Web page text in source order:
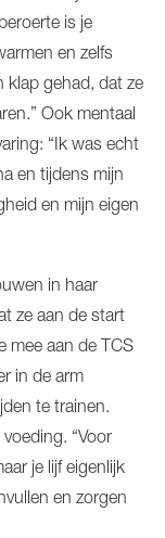
is je
en zelfs
klap gehad, dat ze
Ook mentaal
“Ik was echt
en tijdens mijn
en mijn eigen
in haar
ze aan de start
mee aan de TCS
in de arm
te trainen.
“Voor
je lijf eigenlijk
en zorgen